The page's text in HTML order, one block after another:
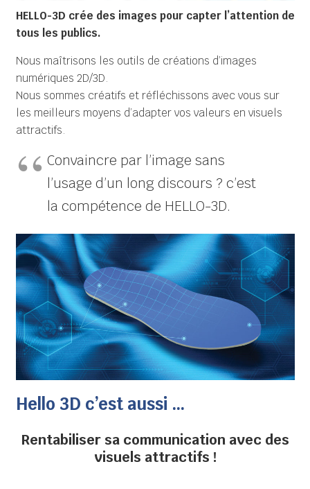
HELLO-3D crée des images pour capter l’attention de
tous les publics.
Nous maîtrisons les outils de créations d’images
numériques 2D/3D.
Nous sommes créatifs et réfléchissons avec vous sur
les meilleurs moyens d’adapter vos valeurs en visuels
attractifs.
Convaincre par l’image sans
l’usage d’un long discours ? c’est
la compétence de HELLO-3D.
Hello 3D c’est aussi …
Rentabiliser sa communication avec des
visuels attractifs !